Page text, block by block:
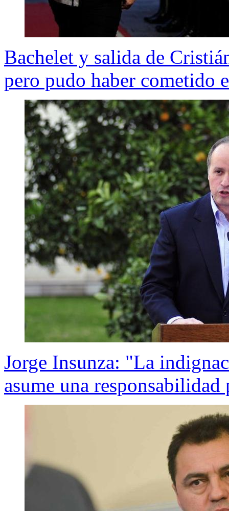
Bachelet y salida de
pero pudo haber cometido
Jorge Insunza: "La
asume una